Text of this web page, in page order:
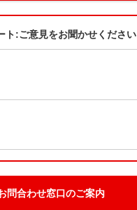
ト:ご意見をお聞かせください
問合わせ窓口のご案内